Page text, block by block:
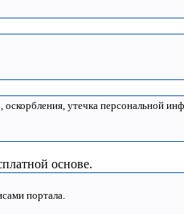
утечка персональной
основе.
портала.